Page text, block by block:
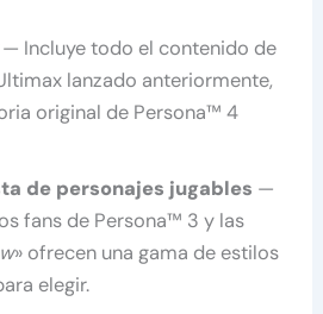
Incluye todo el contenido de
lanzado anteriormente,
original de Persona™ 4
de personajes jugables —
fans de Persona™ 3 y las
» ofrecen una gama de estilos
elegir.